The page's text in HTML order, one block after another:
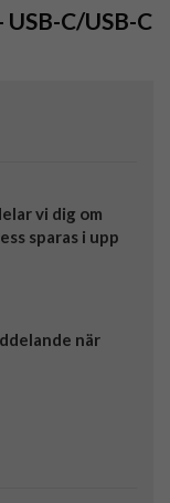
C/USB-C
vi dig om
sparas i upp
när